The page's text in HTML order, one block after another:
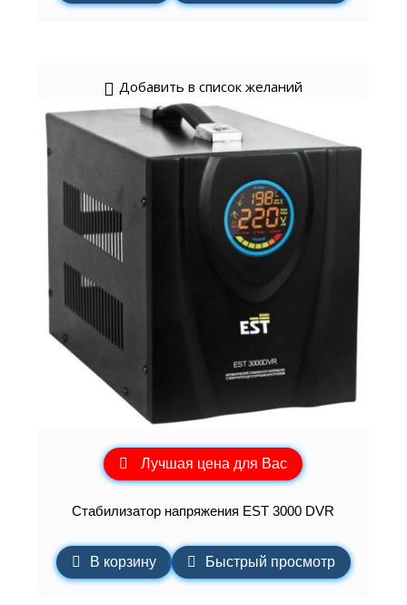
Добавить в список желаний
Лучшая цена для Вас
Стабилизатор напряжения EST 3000 DVR
В корзину Быстрый просмотр